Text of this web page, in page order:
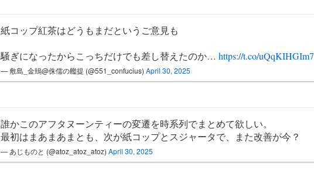
紙コップ紅茶はどうもまだというご意見も
騒ぎになったからこっちだけでも差し替えたのか… https://t.co/uQqKIHGIm7
— 敷島_金鵄@侏儒の艦提 (@551_confucius) April 30, 2025
誰かこのアフタヌーンティーの変遷を時系列でまとめて欲しい。
最初はまあまあまとも、次が紙コップとスジャータで、また改善が今？
— あじものと (@atoz_atoz_atoz) April 30, 2025